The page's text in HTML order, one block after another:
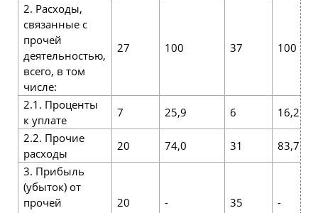
2. Расходы,
связанные с
прочей
деятельностью,
всего, в том
числе:
27 100 37 100
2.1. Проценты
к уплате
7 25,9 6
16,2
2.2. Прочие
расходы
20 74,0 31
83,7
3. Прибыль
(убыток) от
прочей
20 - 35 -